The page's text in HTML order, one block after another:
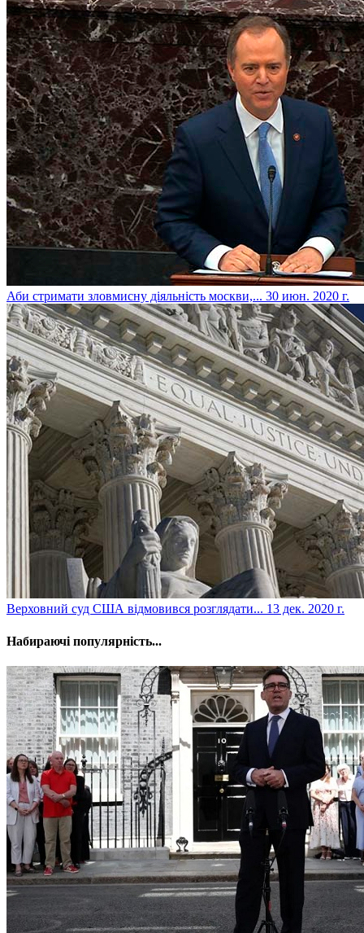
​Аби стримати зловмисну діяльність москви,... 30 июн. 2020 г.
​Верховний суд США відмовився розглядати... 13 дек. 2020 г.
Набираючі популярність...